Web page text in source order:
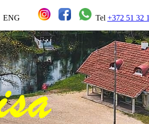
ENG Tel +372 51 32